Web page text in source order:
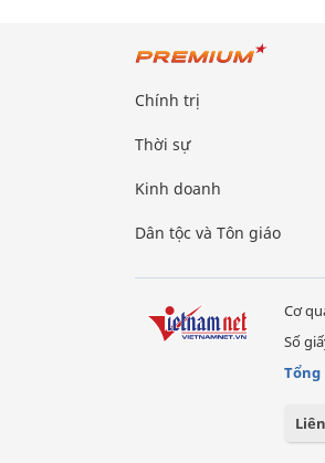
Chính trị
Thời sự
Kinh doanh
Dân tộc và Tôn giáo
Cơ
Số
Tổng